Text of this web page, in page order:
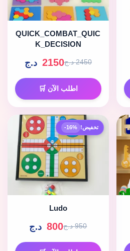
QUICK_COMBAT_QUIC
K_DECISION
2450 د.ج 2150 د.ج
اطلب الآن 🛒
تخفيض! -16%
Ludo
950 د.ج 800 د.ج